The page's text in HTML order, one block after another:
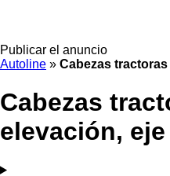
Publicar el anuncio
Autoline » Cabezas tractoras
Cabezas
elevación,